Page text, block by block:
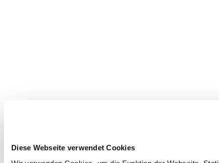
Diese Webseite verwendet Cookies